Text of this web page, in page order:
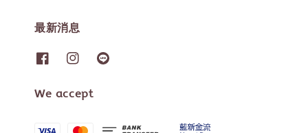
最新消息
We accept